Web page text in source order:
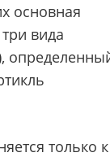
основная
вида
только к